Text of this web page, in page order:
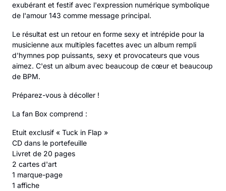
exubérant et festif avec l'expression numérique symbolique
de l'amour 143 comme message principal.
Le résultat est un retour en forme sexy et intrépide pour la
musicienne aux multiples facettes avec un album rempli
d'hymnes pop puissants, sexy et provocateurs que vous
aimez. C'est un album avec beaucoup de cœur et beaucoup
de BPM.
Préparez-vous à décoller !
La fan Box comprend :
Etuit exclusif « Tuck in Flap »
CD dans le portefeuille
Livret de 20 pages
2 cartes d'art
1 marque-page
1 affiche